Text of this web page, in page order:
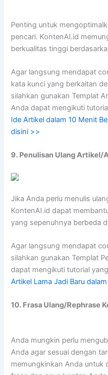
Penting untuk
pencari. KontenAI.id
berkualitas tinggi
Agar langsung mendapat
kata kunci yang berkaitan
silahkan gunakan Templat
Anda dapat mengikuti
Ide Artikel dalam 10 Menit
disini >>
9. Penulisan Ulang
Jika Anda perlu menulis
KontenAI.id dapat
yang sepenuhnya berbeda
Agar langsung mendapat
silahkan gunakan Templat
dapat mengikuti tutorial
Artikel Lama Jadi Baru
10. Frasa Ulang/Rephrase
Anda mungkin perlu
Anda agar sesuai dengan
memungkinkan Anda untuk